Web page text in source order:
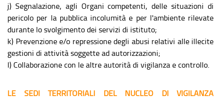
j) Segnalazione, agli Organi competenti, delle situazioni di
pericolo per la pubblica incolumità e per l'ambiente rilevate
durante lo svolgimento dei servizi di istituto;
k) Prevenzione e/o repressione degli abusi relativi alle illecite
gestioni di attività soggette ad autorizzazioni;
I) Collaborazione con le altre autorità di vigilanza e controllo.
LE SEDI TERRITORIALI DEL NUCLEO DI VIGILANZA